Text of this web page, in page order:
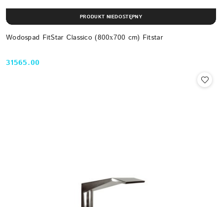
Wodospad FitStar Classico (800х700 cm) Fitstar
Cena:
31565.00
PRODUKT NIEDOSTĘPNY